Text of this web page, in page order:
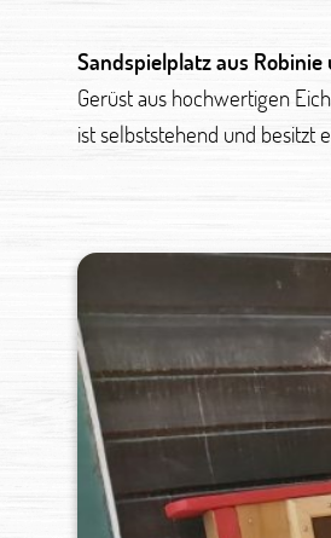
Sandspielplatz aus
Gerüst aus hochwertigen
ist selbststehend und besitzt